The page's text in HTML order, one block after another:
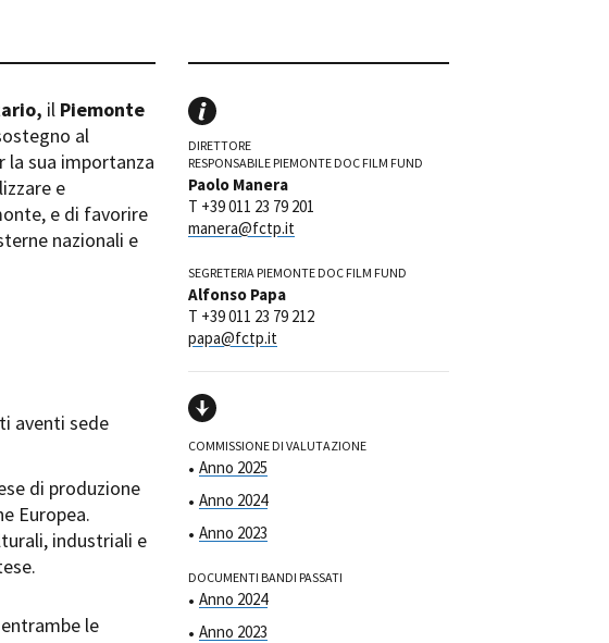
Mostra Internazionale d’Arte
Toronto International Film Festival
Festa del Cinema di Roma
Torino Film Festival
David di Donatello
Nastri d’Argento
Premio Solinas
Location - Accedi al tuo profilo
Location - Nuovo utente
Stage - Tirocini - Scuola e Lavoro
Elenco Operatori Economici per
affidamento lavori in economia
il Piemonte
al
la sua importanza
e
e di favorire
nazionali e
aventi sede
di produzione
Europea.
industriali e
le
DIRETTORE
RESPONSABILE PIEMONTE DOC FILM FUND
Paolo Manera
T +39 011 23 79 201
manera@fctp.it
SEGRETERIA PIEMONTE DOC FILM FUND
Alfonso Papa
T +39 011 23 79 212
papa@fctp.it
COMMISSIONE DI VALUTAZIONE
Anno 2025
Anno 2024
Anno 2023
DOCUMENTI BANDI PASSATI
Anno 2024
Anno 2023